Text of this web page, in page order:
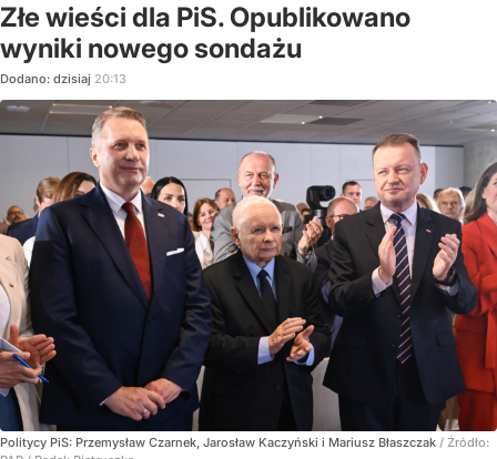
Złe wieści dla PiS. Opublikowano
wyniki nowego sondażu
Dodano: dzisiaj 20:13
Politycy PiS: Przemysław Czarnek, Jarosław Kaczyński i Mariusz Błaszczak / Źródło: